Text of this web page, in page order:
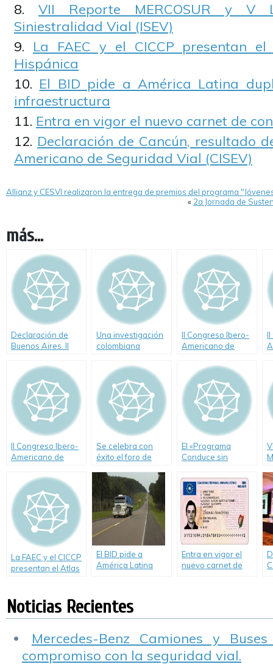
VII Reporte MERCOSUR y V
Siniestralidad Vial (ISEV)
La FAEC y el CICCP presentan
Hispánica
El BID pide a América Latina
infraestructura
Entra en vigor el nuevo carnet de
Declaración de Cancún, resultado
Americano de Seguridad Vial (CISEV)
Allianz y CESVI realizaron la entrega de premios del programa
« 2a Jornada de
más...
Declaración de
Buenos Aires. II
americano de
Seguridad Vial
Una investigación
colombiana
fiabilidad de los
ensayos sobre
fatiga de firmes
II Congreso Ibero-
Americano de
II Congreso Ibero-
Americano de
Se celebra con
éxito el foro de
Infraestructuras
(ERF)
El «Programa
Conduce sin
iniciativa 2009-
2010
La FAEC y el CICCP
presentan el Atlas
El BID pide a
América Latina
Entra en vigor el
nuevo carnet de
Noticias Recientes
Mercedes-Benz Camiones y
compromiso con la seguridad vial.